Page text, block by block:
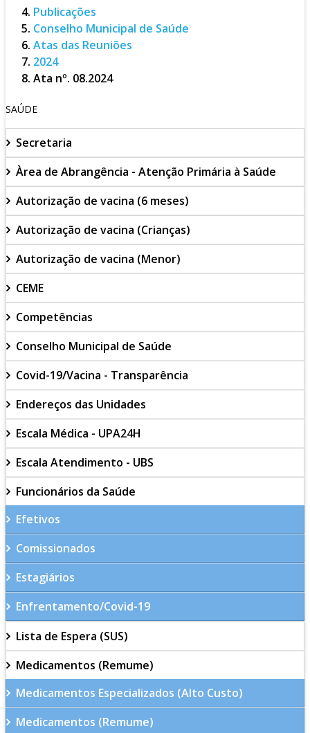
Publicações
Conselho Municipal de Saúde
Atas das Reuniões
2024
Ata nº. 08.2024
SAÚDE
Secretaria
Àrea de Abrangência - Atenção Primária à Saúde
Autorização de vacina (6 meses)
Autorização de vacina (Crianças)
Autorização de vacina (Menor)
CEME
Competências
Conselho Municipal de Saúde
Covid-19/Vacina - Transparência
Endereços das Unidades
Escala Médica - UPA24H
Escala Atendimento - UBS
Funcionários da Saúde
Efetivos
Comissionados
Estagiários
Enfrentamento/Covid-19
Lista de Espera (SUS)
Medicamentos (Remume)
Medicamentos Especializados (Alto Custo)
Medicamentos (Remume)